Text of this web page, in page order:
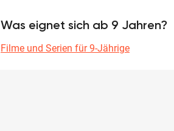
Was eignet sich ab 9 Jahren?
Filme und Serien für 9-Jährige